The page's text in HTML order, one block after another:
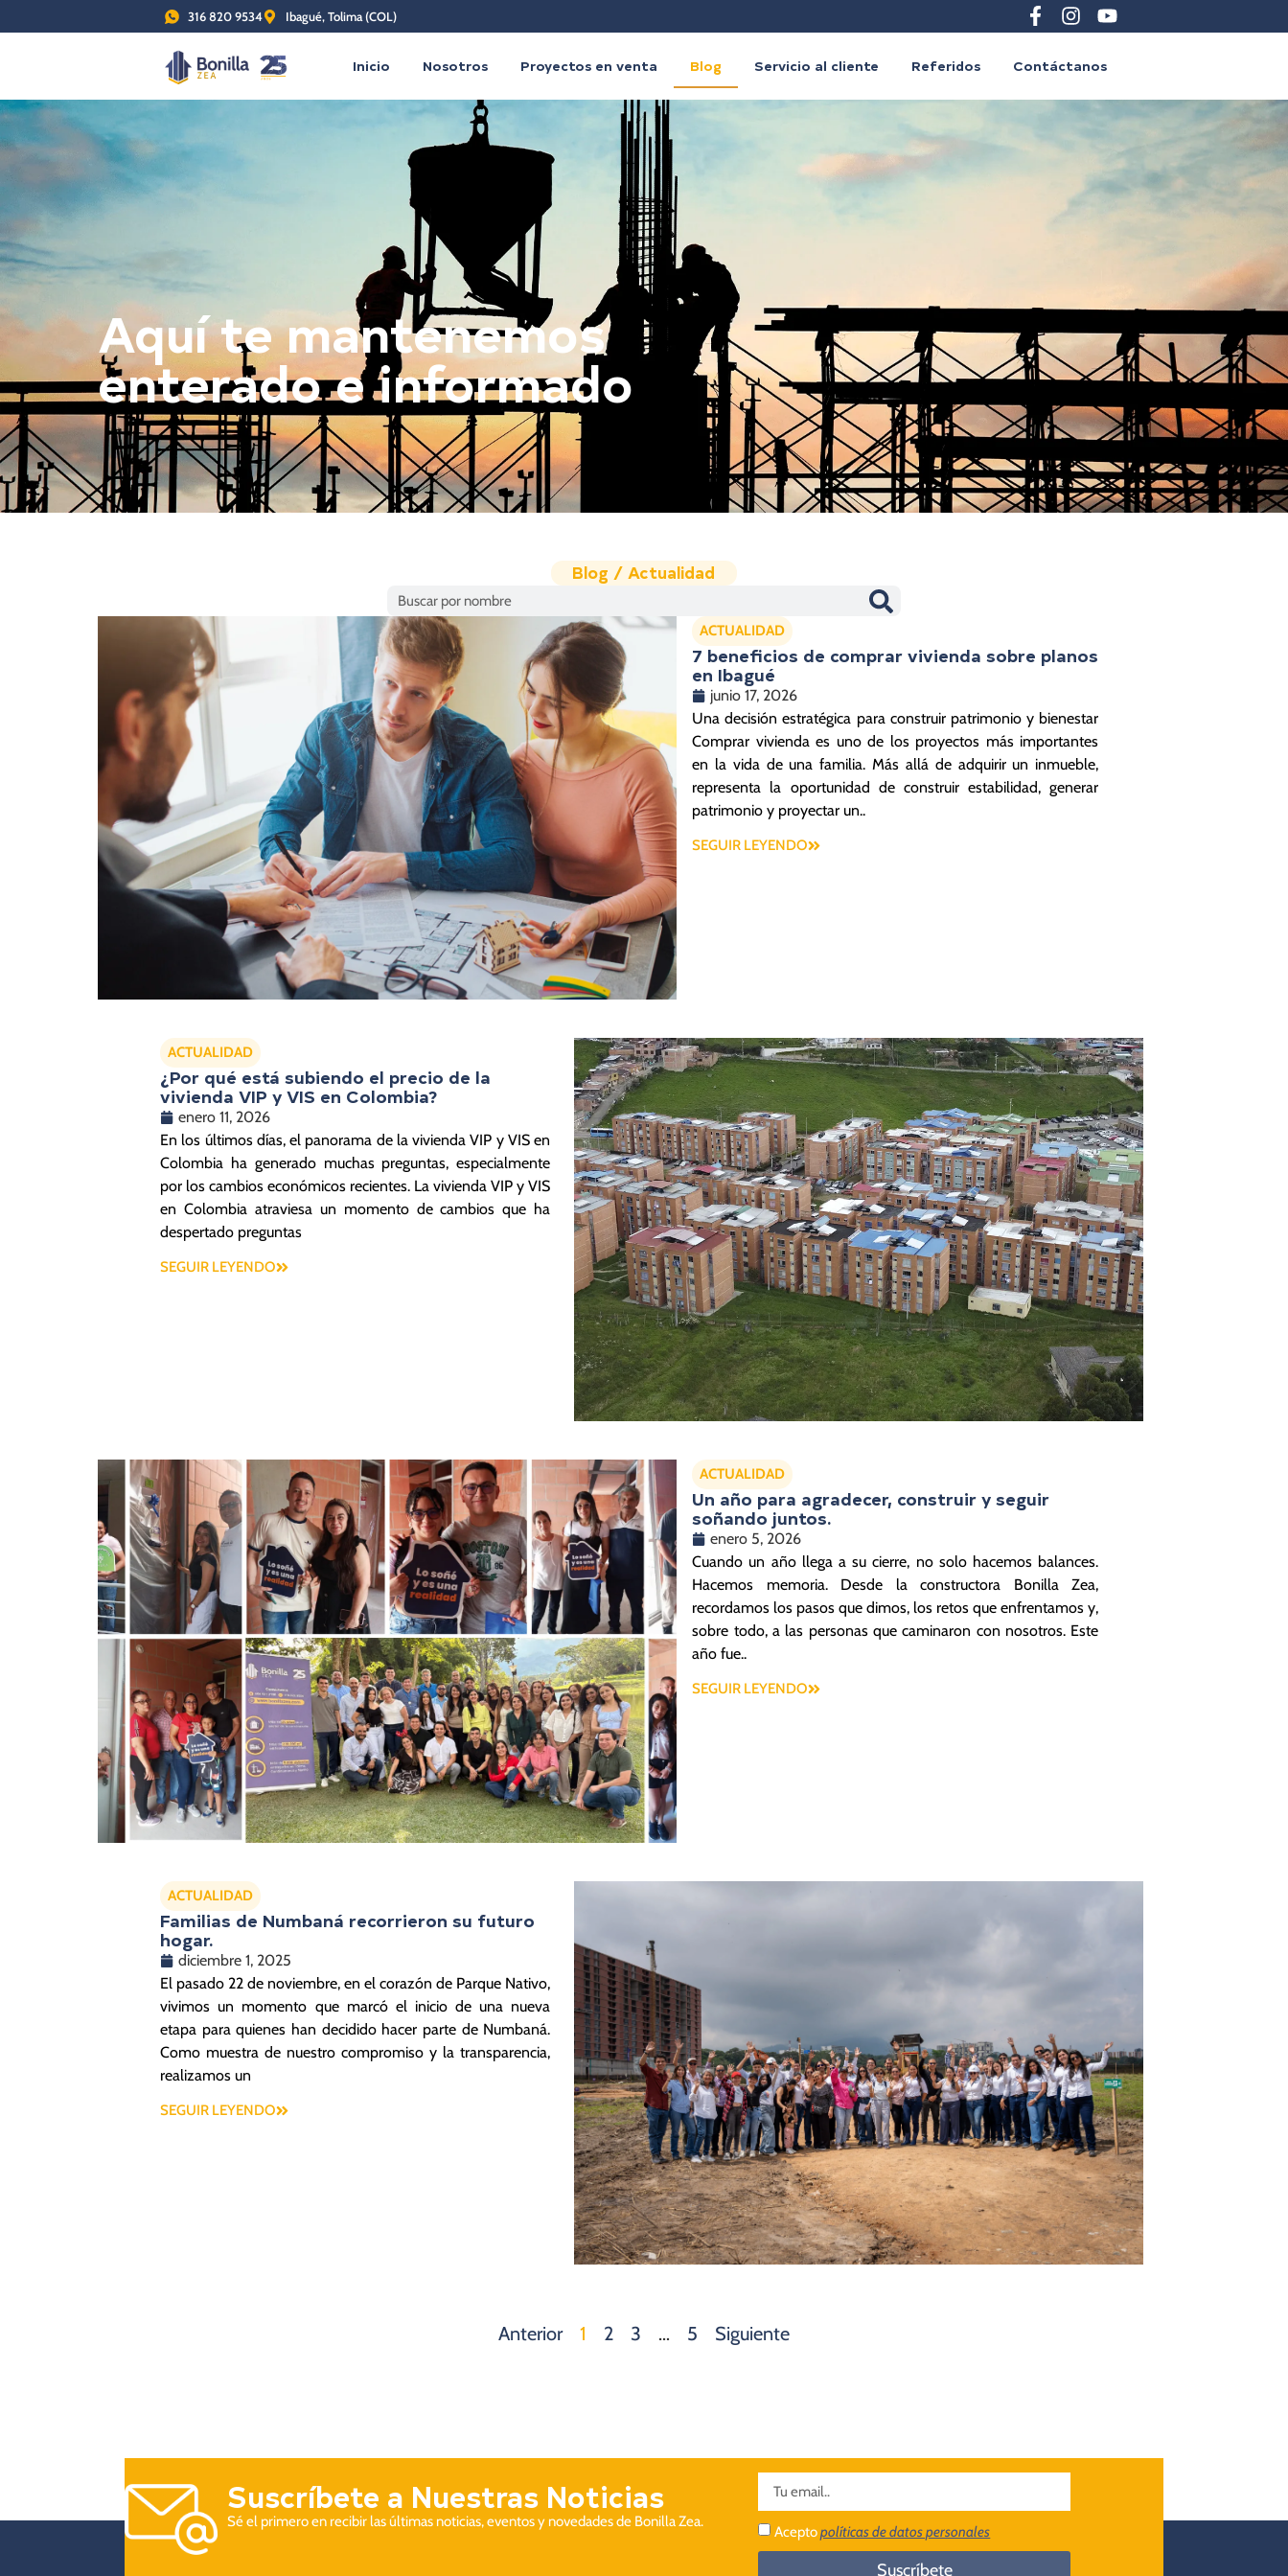
316 820 9534 Ibagué, Tolima (COL)
Inicio Nosotros Proyectos en venta Blog Servicio al cliente Referidos Contáctanos
Aquí te mantenemos
enterado e informado
Blog / Actualidad
ACTUALIDAD
7 beneficios de comprar vivienda sobre planos
en Ibagué
junio 17, 2026
Una decisión estratégica para construir patrimonio y bienestar
Comprar vivienda es uno de los proyectos más importantes
en la vida de una familia. Más allá de adquirir un inmueble,
representa la oportunidad de construir estabilidad, generar
patrimonio y proyectar un..
SEGUIR LEYENDO
ACTUALIDAD
¿Por qué está subiendo el precio de la
vivienda VIP y VIS en Colombia?
enero 11, 2026
En los últimos días, el panorama de la vivienda VIP y VIS en
Colombia ha generado muchas preguntas, especialmente
por los cambios económicos recientes. La vivienda VIP y VIS
en Colombia atraviesa un momento de cambios que ha
despertado preguntas
SEGUIR LEYENDO
ACTUALIDAD
Un año para agradecer, construir y seguir
soñando juntos.
enero 5, 2026
Cuando un año llega a su cierre, no solo hacemos balances.
Hacemos memoria. Desde la constructora Bonilla Zea,
recordamos los pasos que dimos, los retos que enfrentamos y,
sobre todo, a las personas que caminaron con nosotros. Este
año fue..
SEGUIR LEYENDO
ACTUALIDAD
Familias de Numbaná recorrieron su futuro
hogar.
diciembre 1, 2025
El pasado 22 de noviembre, en el corazón de Parque Nativo,
vivimos un momento que marcó el inicio de una nueva
etapa para quienes han decidido hacer parte de Numbaná.
Como muestra de nuestro compromiso y la transparencia,
realizamos un
SEGUIR LEYENDO
Anterior 1 2 3 … 5 Siguiente
Suscríbete a Nuestras Noticias
Sé el primero en recibir las últimas noticias, eventos y novedades de Bonilla Zea.
Aceptopolíticas de datos personales
Suscríbete